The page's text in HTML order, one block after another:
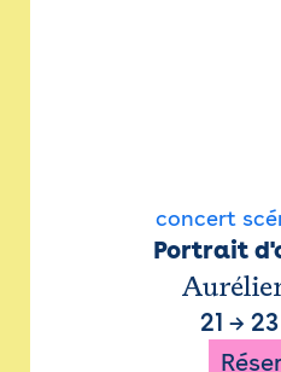
concert
Portrait
21 →